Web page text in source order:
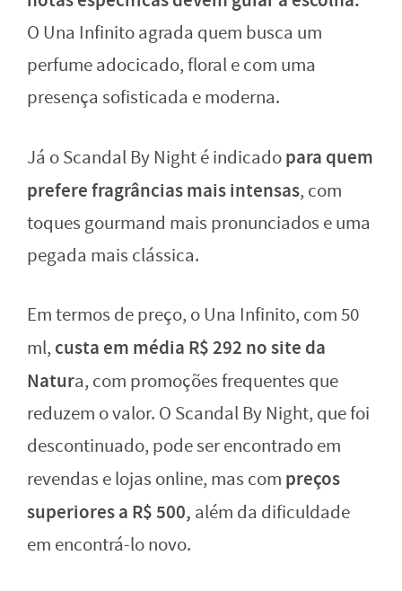
O Una Infinito agrada quem busca um
perfume adocicado, floral e com uma
presença sofisticada e moderna.
Já o Scandal By Night é indicadopara quem
prefere fragrâncias mais intensas, com
toques gourmand mais pronunciados e uma
pegada mais clássica.
Em termos de preço, o Una Infinito, com 50
ml, custa em média R$ 292 no site da
Natura, com promoções frequentes que
reduzem o valor. O Scandal By Night, que foi
descontinuado, pode ser encontrado em
revendas e lojas online, mas com preços
superiores a R$ 500, além da dificuldade
em encontrá-lo novo.